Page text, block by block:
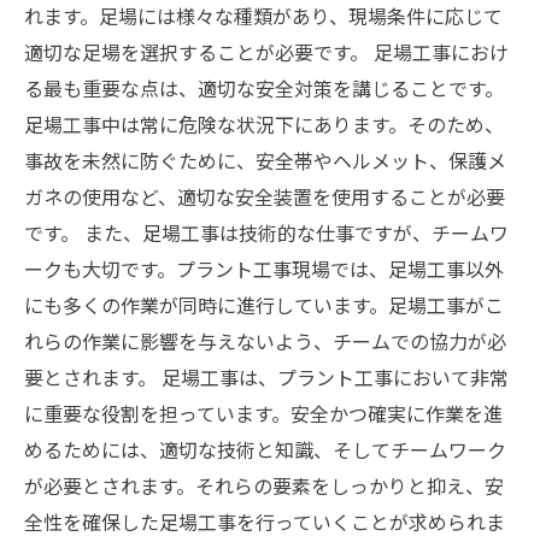
れます。足場には様々な種類があり、現場条件に応じて
適切な足場を選択することが必要です。 足場工事におけ
る最も重要な点は、適切な安全対策を講じることです。
足場工事中は常に危険な状況下にあります。そのため、
事故を未然に防ぐために、安全帯やヘルメット、保護メ
ガネの使用など、適切な安全装置を使用することが必要
です。 また、足場工事は技術的な仕事ですが、チームワ
ークも大切です。プラント工事現場では、足場工事以外
にも多くの作業が同時に進行しています。足場工事がこ
れらの作業に影響を与えないよう、チームでの協力が必
要とされます。 足場工事は、プラント工事において非常
に重要な役割を担っています。安全かつ確実に作業を進
めるためには、適切な技術と知識、そしてチームワーク
が必要とされます。それらの要素をしっかりと抑え、安
全性を確保した足場工事を行っていくことが求められま